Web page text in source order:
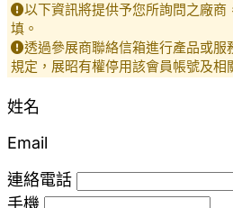
以下資訊將提供予您所詢問之廠商
填。
透過參展商聯絡信箱進行產品或
規定，展昭有權停用該會員帳號及相
姓名
Email
連絡電話
手機